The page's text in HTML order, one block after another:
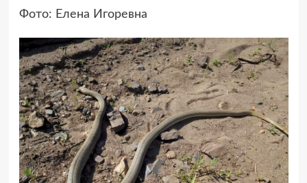
Фото: Елена Игоревна